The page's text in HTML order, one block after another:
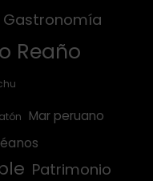
Gastronomía
Reaño
Mar peruano
Patrimonio